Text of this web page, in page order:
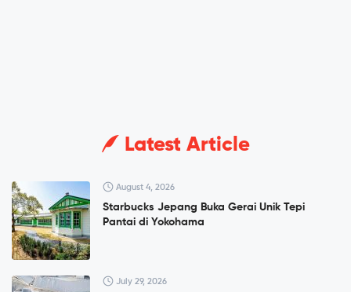
Latest Article
August 4, 2026
Starbucks Jepang Buka Gerai Unik Tepi
Pantai di Yokohama
July 29, 2026